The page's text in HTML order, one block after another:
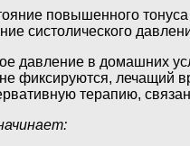
повышенного
систолического
давление в домашних
фиксируются,
терапию,